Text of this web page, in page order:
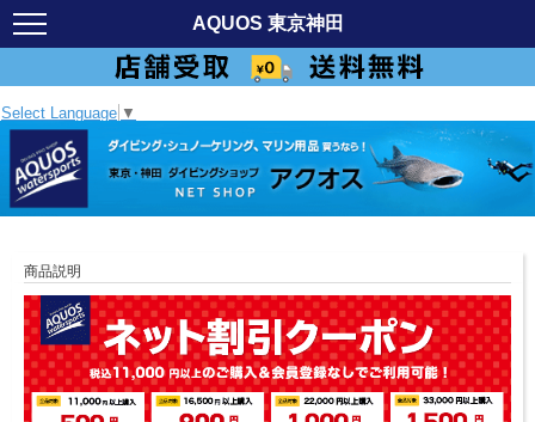
AQUOS 東京神田
Select Language ▼
商品説明